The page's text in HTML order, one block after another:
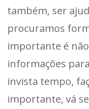
também, ser
procuramos
importante é
informações
invista tempo,
importante, vá